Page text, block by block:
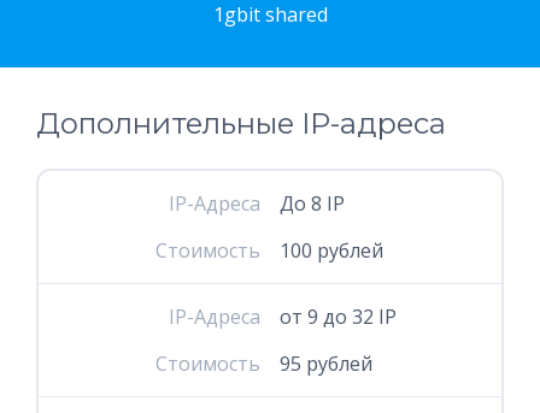
1gbit shared
Дополнительные IP-адреса
IP-Адреса
До 8 IP
Стоимость
100 рублей
IP-Адреса
от 9 до 32 IP
Стоимость
95 рублей